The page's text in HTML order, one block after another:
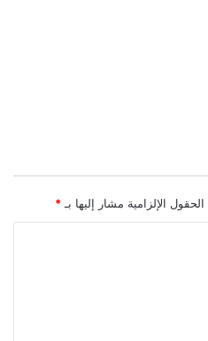
الحقول الإلزامية مشار إليها بـ *